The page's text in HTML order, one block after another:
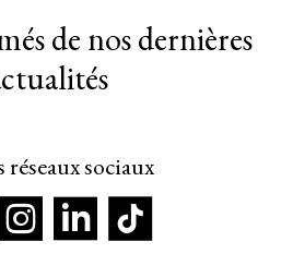
de nos dernières
réseaux sociaux